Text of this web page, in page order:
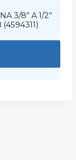
3/8″ A 1/2″